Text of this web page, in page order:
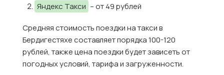
Яндекс Такси – от 49 рублей
Средняя стоимость поездки на такси в
Бердигестяхе составляет порядка 100-120
рублей, также цена поездки будет зависеть от
погодных условий, тарифа и загруженности.